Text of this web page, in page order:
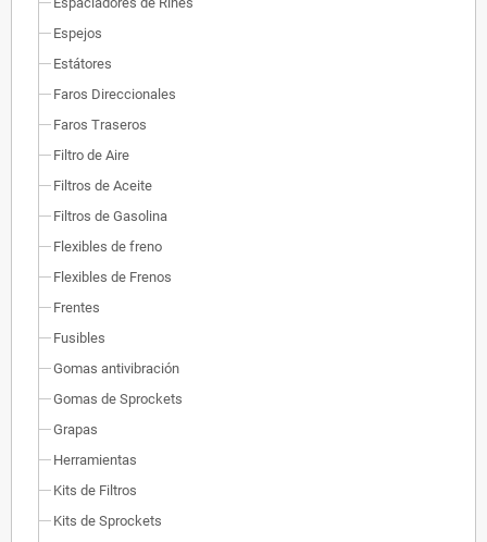
Espejos
Estátores
Faros Direccionales
Faros Traseros
Filtro de Aire
Filtros de Aceite
Filtros de Gasolina
Flexibles de freno
Flexibles de Frenos
Frentes
Fusibles
Gomas antivibración
Gomas de Sprockets
Grapas
Herramientas
Kits de Filtros
Kits de Sprockets